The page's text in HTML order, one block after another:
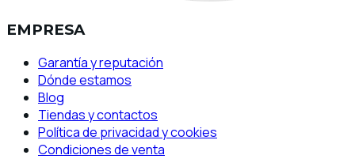
EMPRESA
Garantía y reputación
Dónde estamos
Blog
Tiendas y contactos
Política de privacidad y cookies
Condiciones de venta